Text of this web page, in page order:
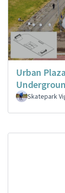
Urban
Skatepark